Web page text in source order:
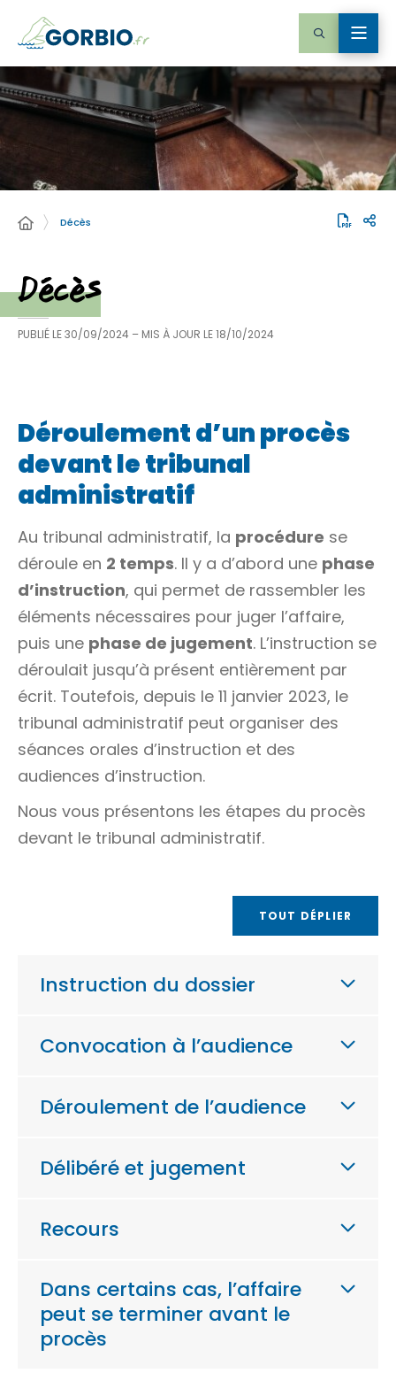
Décès
Décès
PUBLIÉ LE30/09/2024 – MIS À JOUR LE18/10/2024
Déroulement d’un procès
devant le tribunal
administratif
Au tribunal administratif, la procédure se
déroule en 2 temps. Il y a d’abord une phase
d’instruction, qui permet de rassembler les
éléments nécessaires pour juger l’affaire,
puis une phase de jugement. L’instruction se
déroulait jusqu’à présent entièrement par
écrit. Toutefois, depuis le 11 janvier 2023, le
tribunal administratif peut organiser des
séances orales d’instruction et des
audiences d’instruction.
Nous vous présentons les étapes du procès
devant le tribunal administratif.
TOUT DÉPLIER
Instruction du dossier
Convocation à l’audience
Déroulement de l’audience
Délibéré et jugement
Recours
Dans certains cas, l’affaire
peut se terminer avant le
procès